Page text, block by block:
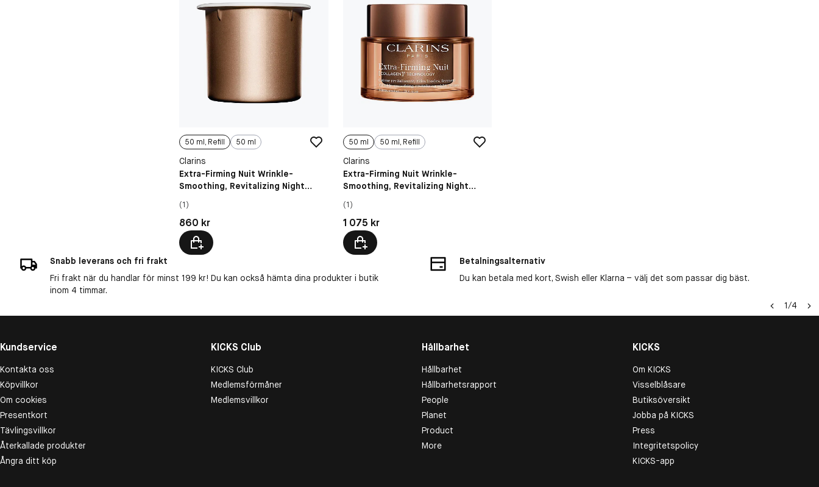
50 ml, Refill 50 ml
Clarins
Extra-Firming Nuit Wrinkle-
Smoothing, Revitalizing Night
(1)
Pris: 860 kr
860 kr
50 ml 50 ml, Refill
Clarins
Extra-Firming Nuit Wrinkle-
Smoothing, Revitalizing Night
(1)
Pris: 1 075 kr
1 075 kr
Snabb leverans och fri frakt
Fri frakt när du handlar för minst 199 kr! Du kan också hämta dina produkter i butik
inom 4 timmar.
Betalningsalternativ
Du kan betala med kort, Swish eller Klarna – välj det som passar dig bäst.
1/4
Kundservice
Kontakta oss
Köpvillkor
Om cookies
Presentkort
Tävlingsvillkor
Återkallade produkter
Ångra ditt köp
KICKS Club
KICKS Club
Medlemsförmåner
Medlemsvillkor
Hållbarhet
Hållbarhet
Hållbarhetsrapport
People
Planet
Product
More
KICKS
Om KICKS
Visselblåsare
Butiksöversikt
Jobba på KICKS
Press
Integritetspolicy
KICKS-app